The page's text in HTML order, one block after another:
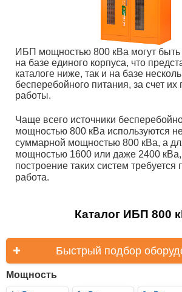
ИБП мощностью 800 кВа могут быть
на базе единого корпуса, что
каталоге ниже, так и на базе
бесперебойного питания, за счет их
работы.
Чаще всего источники
мощностью 800 кВа используются
суммарной мощностью 800 кВа, а
мощностью 1600 или даже 2400 кВа,
построение таких систем требуется
работа.
Каталог ИБП 800
Быстрый подбор
Мощность